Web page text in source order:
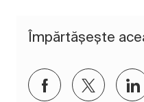
Împărtășește
Distribuiți prin